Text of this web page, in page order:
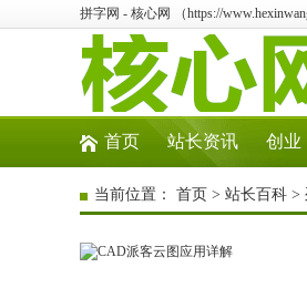
拼字网 - 核心网 （https://
首页 站长资讯 创业
当前位置： 首页 > 站长百科 >